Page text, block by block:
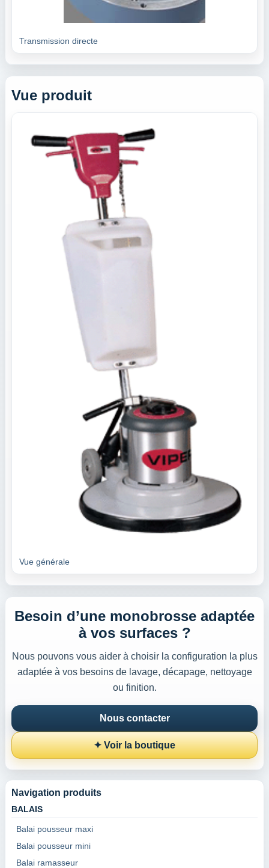
Transmission directe
Vue produit
Vue générale
Besoin d’une monobrosse adaptée
à vos surfaces ?
Nous pouvons vous aider à choisir la configuration la plus
adaptée à vos besoins de lavage, décapage, nettoyage
ou finition.
Nous contacter
✦ Voir la boutique
Navigation produits
BALAIS
Balai pousseur maxi
Balai pousseur mini
Balai ramasseur